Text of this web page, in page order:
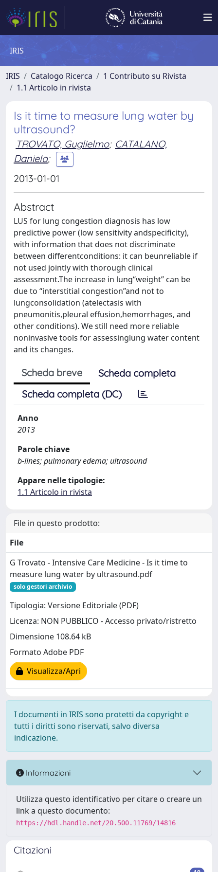
IRIS
IRIS Catalogo Ricerca
1 Contributo su Rivista
1.1 Articolo in rivista
Is it time to measure lung water by
ultrasound?
TROVATO, Guglielmo; CATALANO,
Daniela;
2013-01-01
Abstract
LUS for lung congestion diagnosis has low
predictive power (low sensitivity andspecificity),
with information that does not discriminate
between differentconditions: it can beunreliable if
not used jointly with thorough clinical
assessment.The increase in lung‘‘weight’’ can be
due to ‘‘interstitial congestion’’and not to
lungconsolidation (atelectasis with
pneumonitis,pleural effusion,hemorrhages, and
other conditions). We still need more reliable
noninvasive tools for assessinglung water content
and its changes.
Scheda breve
Scheda completa
Scheda completa (DC)
Anno
2013
Parole chiave
b-lines; pulmonary edema; ultrasound
Appare nelle tipologie:
1.1 Articolo in rivista
File in questo prodotto:
File
G Trovato - Intensive Care Medicine - Is it time to
measure lung water by ultrasound.pdf
solo gestori archivio
Tipologia: Versione Editoriale (PDF)
Licenza: NON PUBBLICO - Accesso privato/ristretto
Dimensione 108.64 kB
Formato Adobe PDF
Visualizza/Apri
I documenti in IRIS sono protetti da copyright e
tutti i diritti sono riservati, salvo diversa
indicazione.
Informazioni
Utilizza questo identificativo per citare o creare un
link a questo documento:
https://hdl.handle.net/20.500.11769/14816
Citazioni